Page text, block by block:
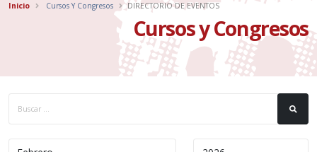
Inicio Cursos Y Congresos DIRECTORIO DE EVENTOS
Cursos y Congresos